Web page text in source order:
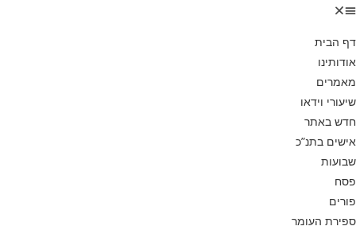
דף הבית
אודותינו
מאמרים
שיעורי וידאו
חדש באתר
אישים בתנ”כ
שבועות
פסח
פורים
ספירת העומר